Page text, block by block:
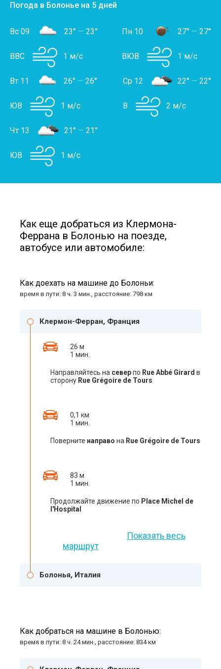
Погода в Болонье на 5 дней
Вс 09 23° — 23°
ВВС 1 м/с
Пн 10 27° — 27°
ВЮВ 1 м/с
Вт 11 26° — 26°
ЮВ 1 м/с
Ср 12 22° — 22°
В 2 м/с
Чт 13 21° — 21°
ЮВ 1 м/с
Как еще добраться из Клермона-
Феррана в Болонью на поезде,
автобусе или автомобиле:
Как доехать на машине до Болоньи:
время в пути: 8 ч. 3 мин., расстояние: 798 км
Клермон-Ферран, Франция
26 м
1 мин.
Направляйтесь на северпо Rue Abbé Girard в
сторону Rue Grégoire de Tours
0,1 км
1 мин.
Поверните направо на Rue Grégoire de Tours
83 м
1 мин.
Продолжайте движение по Place Michel de
l'Hospital
Показать весь
маршрут
Болонья, Италия
Как добраться на машине в Болонью:
время в пути: 8 ч. 24 мин., расстояние: 834 км